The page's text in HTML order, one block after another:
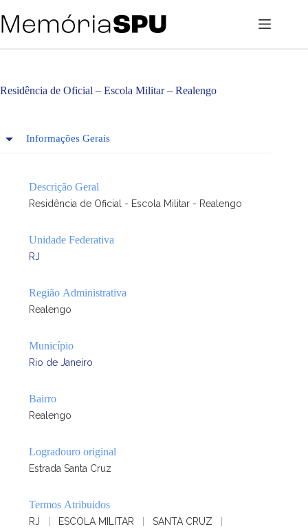
para
o
Residência de Oficial – Escola Militar – Realengo
Informações Gerais
Descrição Geral
Residência de Oficial - Escola Militar - Realengo
Unidade Federativa
RJ
Região Administrativa
Realengo
Município
Rio de Janeiro
Bairro
Realengo
Logradouro original
Estrada Santa Cruz
Termos Atribuidos
RJ ESCOLA MILITAR SANTA CRUZ